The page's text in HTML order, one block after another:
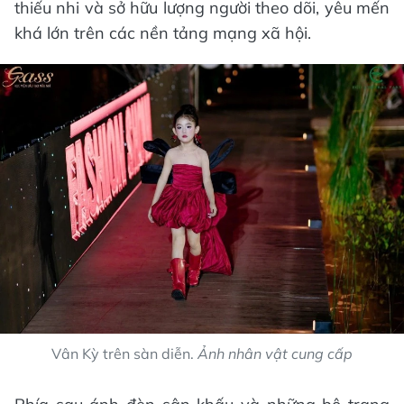
thiếu nhi và sở hữu lượng người theo dõi, yêu mến
khá lớn trên các nền tảng mạng xã hội.
Vân Kỳ trên sàn diễn. Ảnh nhân vật cung cấp